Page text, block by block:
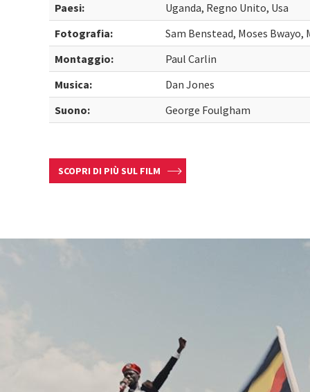
Paesi:
Uganda, Regno Unito, Usa
Fotografia:
Sam Benstead, Moses
Montaggio:
Paul Carlin
Musica:
Dan Jones
Suono:
George Foulgham
SCOPRI DI PIÙ SUL FILM